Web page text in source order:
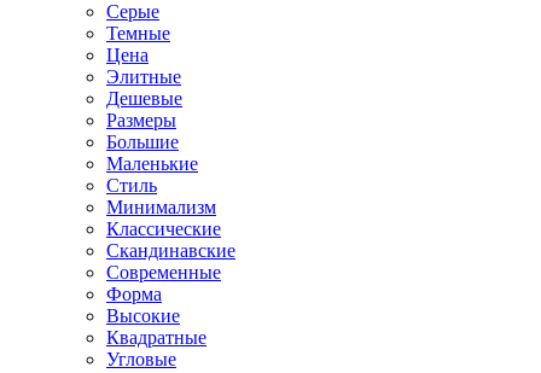
Серые
Темные
Цена
Элитные
Дешевые
Размеры
Большие
Маленькие
Стиль
Минимализм
Классические
Скандинавские
Современные
Форма
Высокие
Квадратные
Угловые